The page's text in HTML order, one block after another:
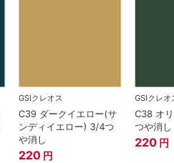
GSIクレオス
C39 ダークイエロー(サ
ンディイエロー) 3/4つ
や消し
220 円
GSIクレオ
C38 オ
つや消し
220 円